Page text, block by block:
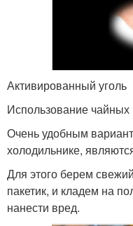
Активированный уголь
Использование чайных
Очень удобным
холодильнике,
Для этого берем
пакетик, и кладем на
нанести вред.